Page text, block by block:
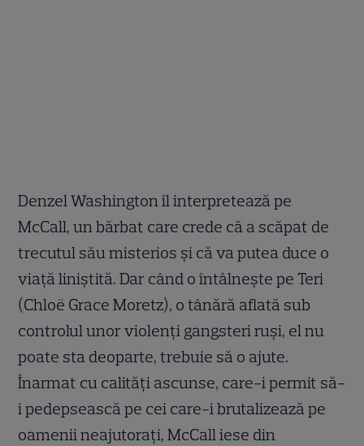
Denzel Washington îl interpretează pe
McCall, un bărbat care crede că a scăpat de
trecutul său misterios şi că va putea duce o
viaţă liniştită. Dar când o întâlneşte pe Teri
(Chloë Grace Moretz), o tânără aflată sub
controlul unor violenţi gangsteri ruşi, el nu
poate sta deoparte, trebuie să o ajute.
Înarmat cu calităţi ascunse, care-i permit să-
i pedepsească pe cei care-i brutalizează pe
oamenii neajutoraţi, McCall iese din